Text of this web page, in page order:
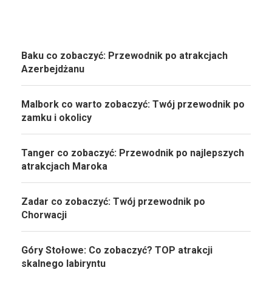
Baku co zobaczyć: Przewodnik po atrakcjach
Azerbejdżanu
Malbork co warto zobaczyć: Twój przewodnik po
zamku i okolicy
Tanger co zobaczyć: Przewodnik po najlepszych
atrakcjach Maroka
Zadar co zobaczyć: Twój przewodnik po
Chorwacji
Góry Stołowe: Co zobaczyć? TOP atrakcji
skalnego labiryntu